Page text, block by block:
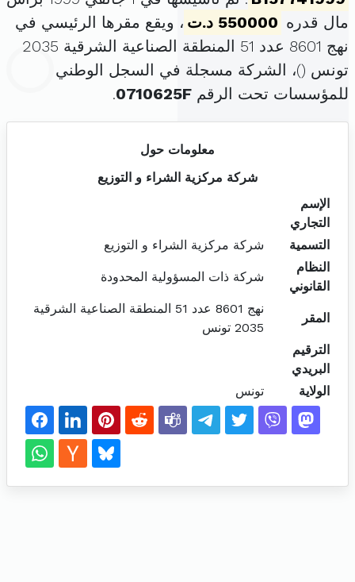
مال قدره 550000 د.ت
، ويقع مقرها الرئيسي في
نهج 8601 عدد 51 المنطقة الصناعية الشرقية 2035
تونس ()، الشركة مسجلة في السجل الوطني
للمؤسسات تحت الرقم 0710625F
.
معلومات حول
شركة مركزية الشراء و التوزيع
الإسم
التجاري
التسمية
شركة مركزية الشراء و التوزيع
النظام
القانوني
شركة ذات المسؤولية المحدودة
المقر
نهج 8601 عدد 51 المنطقة الصناعية الشرقية
2035 تونس
الترقيم
البريدي
الولاية
تونس